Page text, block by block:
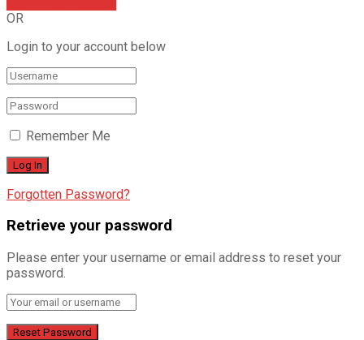
OR
Login to your account below
Remember Me
Forgotten Password?
Retrieve your password
Please enter your username or email address to reset your
password.